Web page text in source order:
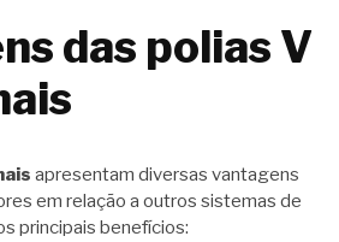
das polias V
apresentam diversas vantagens
em relação a outros sistemas de
principais benefícios: